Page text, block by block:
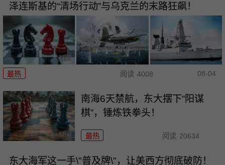
泽连斯基的“清场行动”与乌克兰的末路狂飙！
最热 阅读 4008 08-04
南海6天禁航，东大摆下“阳谋
棋”，锤炼铁拳头！
最热 阅读 20634
东大海军这一手\"普及牌\"，让美西方彻底破防！